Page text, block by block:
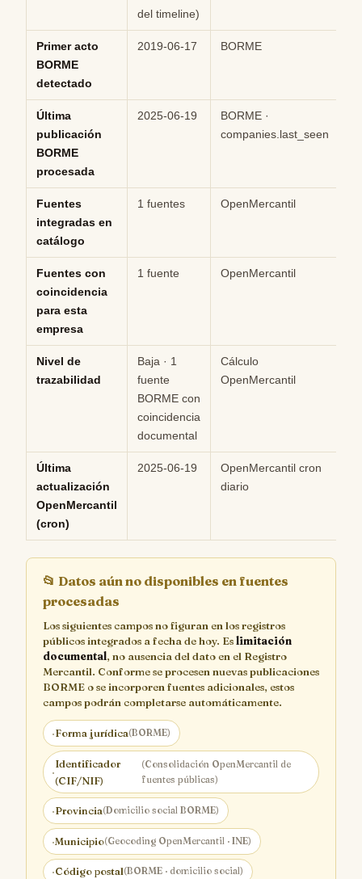
del timeline)
Primer acto
BORME
detectado
2019-06-17 BORME
Última
publicación
BORME
procesada
2025-06-19
BORME ·
companies.last_seen
Fuentes
integradas en
catálogo
1 fuentes OpenMercantil
Fuentes con
coincidencia
para esta
empresa
1 fuente OpenMercantil
Nivel de
trazabilidad
Baja · 1
fuente
BORME con
coincidencia
documental
Cálculo
OpenMercantil
Última
actualización
OpenMercantil
(cron)
2025-06-19
OpenMercantil cron
diario
📂 Datos aún no disponibles en fuentes
procesadas
Los siguientes campos no figuran en los registros
públicos integrados a fecha de hoy. Eslimitación
documental, no ausencia del dato en el Registro
Mercantil. Conforme se procesen nuevas publicaciones
BORME o se incorporen fuentes adicionales, estos
campos podrán completarse automáticamente.
·Forma jurídica(BORME)
·
Identificador
(CIF/NIF)
(Consolidación OpenMercantil de
fuentes públicas)
·Provincia(Domicilio social BORME)
·Municipio(Geocoding OpenMercantil · INE)
·Código postal(BORME · domicilio social)